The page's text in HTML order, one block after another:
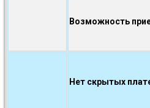
Возможность
Нет скрытых